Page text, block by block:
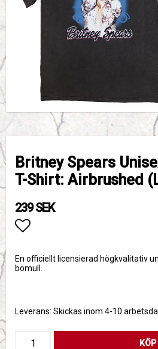
Britney Spears
T-Shirt: Airbrushed
239 SEK
En officiellt licensierad högkvalitativ
bomull.
Leverans: Skickas inom 4-10
KÖP